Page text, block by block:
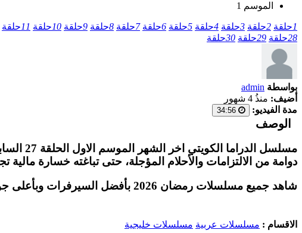
الموسم 1
1حلقة 2حلقة 3حلقة 4حلقة 5حلقة 6حلقة 7حلقة 8حلقة 9حلقة 10حلقة 11حلقة
28حلقة 29حلقة 30حلقة
بواسطة admin
أضيف: منذُ 4 شهور
مدة الفيديو:
الوصف
دوامة من الالتزامات والأحلام المؤجلة، حتى تباغته خسارة
شاهد جميع مسلسلات رمضان 2026 بأفضل السيرفرات وبأعلى جودة على موقع
الاقسام : مسلسلات عربية مسلسلات خليجية